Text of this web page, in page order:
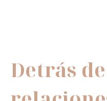
Detrás